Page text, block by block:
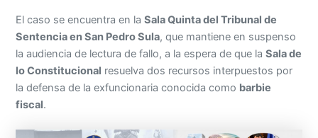
El caso se encuentra en laSala Quinta del Tribunal de
Sentencia en San Pedro Sula, que mantiene en suspenso
la audiencia de lectura de fallo, a la espera de que laSala de
lo Constitucional resuelva dos recursos interpuestos por
la defensa de la exfuncionaria conocida como barbie
fiscal.